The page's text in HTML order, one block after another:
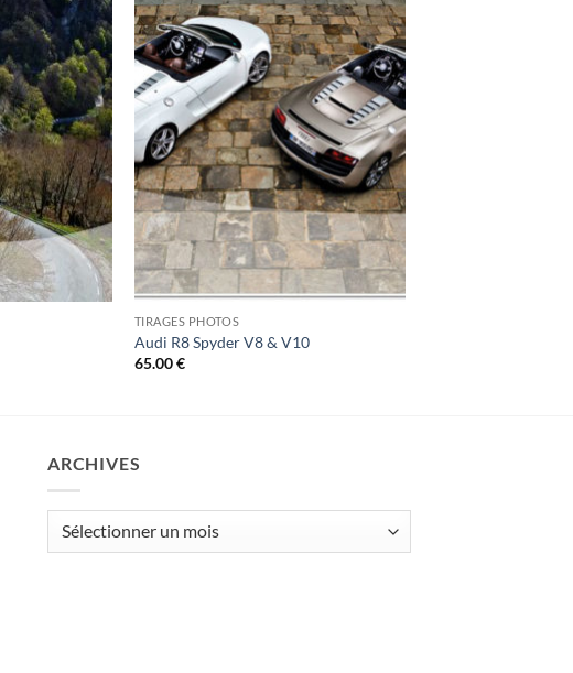
TIRAGES PHOTOS
Audi R8 Spyder V8 & V10
65.00€
ARCHIVES
Archives